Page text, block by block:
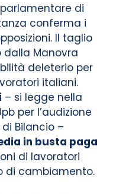
di
conferma i
Il taglio
Manovra
deleterio per
italiani.
– si legge nella
per l’audizione
Bilancio –
in busta paga
di lavoratori
di cambiamento.